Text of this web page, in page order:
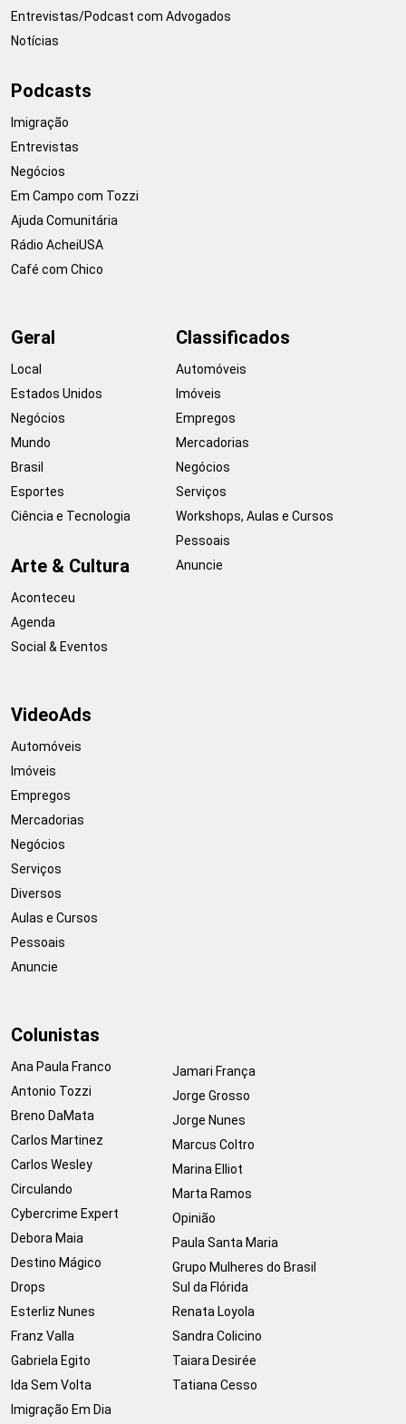
Entrevistas/Podcast com Advogados
Notícias
Podcasts
Imigração
Entrevistas
Negócios
Em Campo com Tozzi
Ajuda Comunitária
Rádio AcheiUSA
Café com Chico
Geral
Local
Estados Unidos
Negócios
Mundo
Brasil
Esportes
Ciência e Tecnologia
Arte & Cultura
Aconteceu
Agenda
Social & Eventos
Classificados
Automóveis
Imóveis
Empregos
Mercadorias
Negócios
Serviços
Workshops, Aulas e Cursos
Pessoais
Anuncie
VideoAds
Automóveis
Imóveis
Empregos
Mercadorias
Negócios
Serviços
Diversos
Aulas e Cursos
Pessoais
Anuncie
Colunistas
Ana Paula Franco
Antonio Tozzi
Breno DaMata
Carlos Martinez
Carlos Wesley
Circulando
Cybercrime Expert
Debora Maia
Destino Mágico
Drops
Esterliz Nunes
Franz Valla
Gabriela Egito
Ida Sem Volta
Imigração Em Dia
Jamari França
Jorge Grosso
Jorge Nunes
Marcus Coltro
Marina Elliot
Marta Ramos
Opinião
Paula Santa Maria
Grupo Mulheres do Brasil
Sul da Flórida
Renata Loyola
Sandra Colicino
Taiara Desirée
Tatiana Cesso